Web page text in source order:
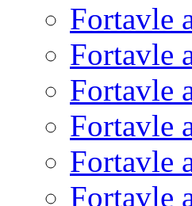
Fortavle
Fortavle
Fortavle
Fortavle
Fortavle
Fortavle